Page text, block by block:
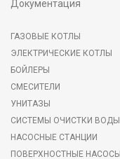
Документация
ГАЗОВЫЕ КОТЛЫ
ЭЛЕКТРИЧЕСКИЕ КОТЛЫ
БОЙЛЕРЫ
СМЕСИТЕЛИ
УНИТАЗЫ
СИСТЕМЫ ОЧИСТКИ ВОДЫ
НАСОСНЫЕ СТАНЦИИ
ПОВЕРХНОСТНЫЕ НАСОСЫ